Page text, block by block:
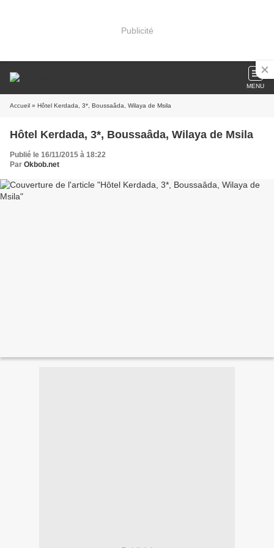
Publicité
MENU
Accueil » Hôtel Kerdada, 3*, Boussaâda, Wilaya de Msila
Hôtel Kerdada, 3*, Boussaâda, Wilaya de Msila
Publié le 16/11/2015 à 18:22
Par Okbob.net